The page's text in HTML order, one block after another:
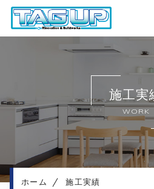
ホーム
タッグアップ
キャンペ
施工メニ
施工実績
施工の流
施工実
WORK
ホーム 施工実績